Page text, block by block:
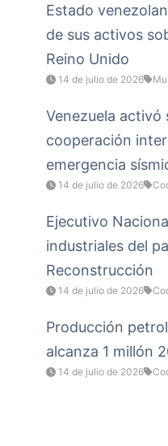
Estado
de sus activos
Reino Unido
14 de julio de 2026
Venezuela activó
cooperación
emergencia
14 de julio de 2026
Ejecutivo
industriales del
Reconstrucción
14 de julio de 2026
Producción
alcanza 1 millón
14 de julio de 2026